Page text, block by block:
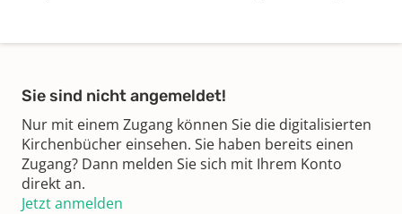
Sie sind nicht angemeldet!
Nur mit einem Zugang können Sie die digitalisierten
Kirchenbücher einsehen. Sie haben bereits einen
Zugang? Dann melden Sie sich mit Ihrem Konto
direkt an.
Jetzt anmelden